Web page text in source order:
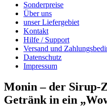
Sonderpreise
Über uns
unser Liefergebiet
Kontakt
Hilfe / Support
Versand und
Datenschutz
Impressum
Monin – der
Getränk in ein